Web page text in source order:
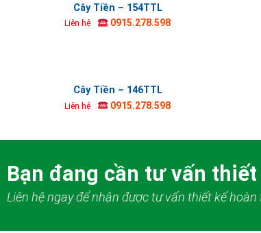
Cây Tiền – 154TTL
Liên hệ 0915.278.598
Cây Tiền – 146TTL
Liên hệ 0915.278.598
Bạn đang cần tư vấn
Liên hệ ngay để nhận được tư vấn thiết kế